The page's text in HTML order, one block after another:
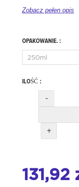
Zobacz pełen opis
OPAKOWANIE. :
ILOŚĆ :
-
+
131,92